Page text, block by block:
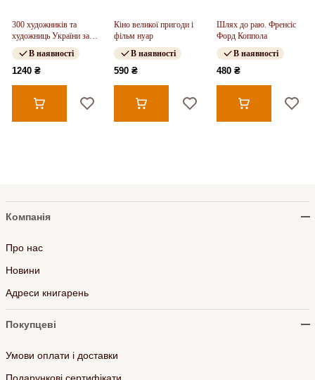
300 художників та
художниць України за
300 років
В наявності
1240 ₴
Кіно великої пригоди і
фільм нуар
В наявності
590 ₴
Шлях до раю. Френсіс
Форд Коппола
В наявності
480 ₴
Компанія
Про нас
Новини
Адреси книгарень
Покупцеві
Умови оплати і доставки